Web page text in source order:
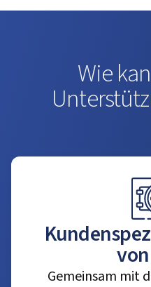
Wie
Gemeinsam mit